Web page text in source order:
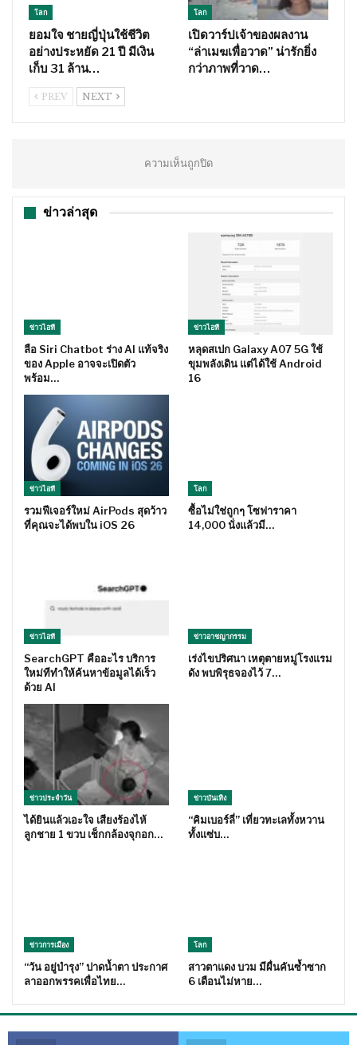
โลก
ยอมใจ ชายญี่ปุ่นใช้ชีวิต
อย่างประหยัด 21 ปี มีเงิน
เก็บ 31 ล้าน…
โลก
เปิดวาร์ปเจ้าของผลงาน
“ล่าเมฆเพื่อวาด” น่ารักยิ่ง
กว่าภาพที่วาด…
PREV NEXT
ความเห็นถูกปิด
ข่าวล่าสุด
ข่าวไอที
ลือ Siri Chatbot ร่าง AI แท้จริง
ของ Apple อาจจะเปิดตัว
พร้อม…
ข่าวไอที
หลุดสเปก Galaxy A07 5G ใช้
ขุมพลังเดิน แต่ได้ใช้ Android
16
ข่าวไอที
รวมฟีเจอร์ใหม่ AirPods สุดว้าว
ที่คุณจะได้พบใน iOS 26
โลก
ซื้อไม่ใช่ถูกๆ โซฟาราคา
14,000 นั่งแล้วมี…
ข่าวไอที
SearchGPT คืออะไร บริการ
ใหม่ทีทำให้ค้นหาข้อมูลได้เร็ว
ด้วย AI
ข่าวอาชญากรรม
เร่งไขปริศนา เหตุตายหมู่โรงแรม
ดัง พบพิรุธจองไว้ 7…
ข่าวประจำวัน
ได้ยินแล้วเอะใจ เสียงร้องไห้
ลูกชาย 1 ขวบ เช็กกล้องจุกอก…
ข่าวบันเทิง
“คิมเบอร์ลี่” เที่ยวทะเลทั้งหวาน
ทั้งแซ่บ…
ข่าวการเมือง
“วัน อยู่บำรุง” ปาดน้ำตา ประกาศ
ลาออกพรรคเพื่อไทย…
โลก
สาวตาแดง บวม มีผื่นคันซ้ำซาก
6 เดือนไม่หาย…